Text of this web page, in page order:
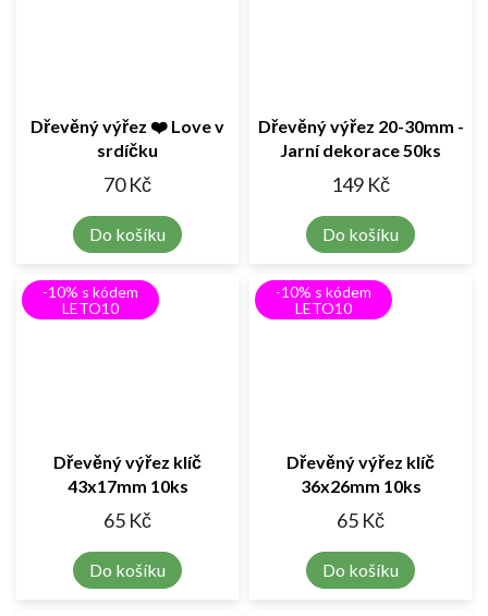
Dřevěný výřez ❤️ Love v
srdíčku
70 Kč
Do košíku
Dřevěný výřez 20-30mm -
Jarní dekorace 50ks
149 Kč
Do košíku
-10% s kódem
LETO10
Dřevěný výřez klíč
43x17mm 10ks
65 Kč
Do košíku
-10% s kódem
LETO10
Dřevěný výřez klíč
36x26mm 10ks
65 Kč
Do košíku